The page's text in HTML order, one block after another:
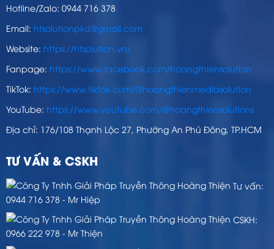
Hotline/Zalo: 0944 716 378
Email: htsolutionpkd@gmail.com
Website: https://htsolution.vn/
Fanpage: https://www.facebook.com/hoangthiensolution
TikTok: https://www.tiktok.com/@hoangthienmediasolution
YouTube: https://www.youtube.com/@hoangthiensolutions
Địa chỉ: 176/108 Thạnh Lộc 27, Phường An Phú Đông, TP.HCM
TƯ VẤN & CSKH
Tư vấn:
0944 716 378 - Mr Hiệp
CSKH:
0966 222 978 - Mr Thiện